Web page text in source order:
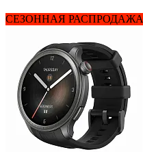
СЕЗОННАЯ РАСПРОДАЖА